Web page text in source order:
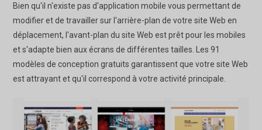
Bien qu'il n'existe pas d'application mobile vous permettant de
modifier et de travailler sur l'arrière-plan de votre site Web en
déplacement, l'avant-plan du site Web est prêt pour les mobiles
et s'adapte bien aux écrans de différentes tailles. Les 91
modèles de conception gratuits garantissent que votre site Web
est attrayant et qu'il correspond à votre activité principale.